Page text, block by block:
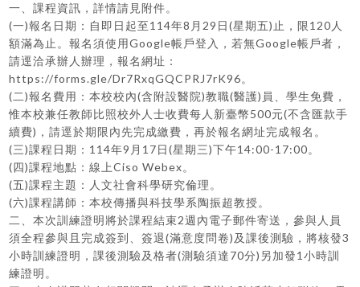
一、課程資訊，詳情請見附件。
(一)報名日期：自即日起至114年8月29日(星期五)止，限120人
額滿為止。報名須使用Google帳戶登入，若無Google帳戶者，
請逕洽承辦人辦理，報名網址：
https://forms.gle/Dr7RxqGQCPRJ7rK96。
(二)報名費用：本校校內(含附設醫院)教職(醫護)員、學生免費，
惟本校兼任教師比照校外人士收費每人新臺幣500元(不含匯款手
續費)，請逕於期限內先完成繳費，再於報名網址完成報名。
(三)課程日期：114年9月17日(星期三)下午14:00-17:00。
(四)課程地點：線上Ciso Webex。
(五)課程主題：人文社會科學研究倫理。
(六)課程講師：本校傳播與科技學系陶振超教授。
二、本次訓練證明將於課程結束2週內電子郵件寄送，參與人員
須全程參與且完成簽到、簽退(滿意度問卷)及課後測驗，將核發3
小時訓練證明，課後測驗及格者(測驗須達70分)另加發1小時訓
練證明。